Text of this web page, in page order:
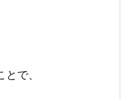
で、